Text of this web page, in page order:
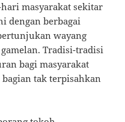
masyarakat sekitar
dengan berbagai
wayang
Tradisi-tradisi
bagi masyarakat
tak terpisahkan